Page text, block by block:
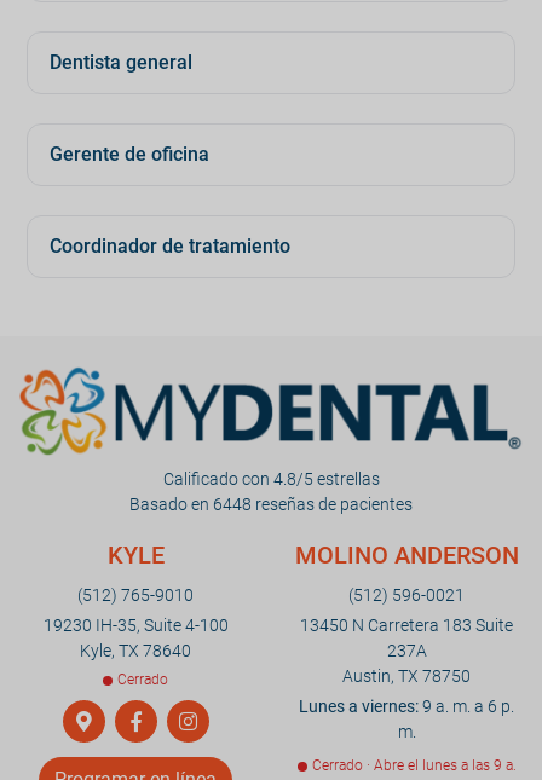
Dentista general
Gerente de oficina
Coordinador de tratamiento
Calificado con 4.8/5 estrellas
Basado en 6448 reseñas de pacientes
KYLE
(512) 765-9010
19230 IH-35, Suite 4-100
Kyle, TX 78640
Cerrado
MOLINO ANDERSON
(512) 596-0021
13450 N Carretera 183 Suite
237A
Austin, TX 78750
Lunes a viernes:9 a. m. a 6 p.
m.
Cerrado · Abre el lunes a las 9 a.